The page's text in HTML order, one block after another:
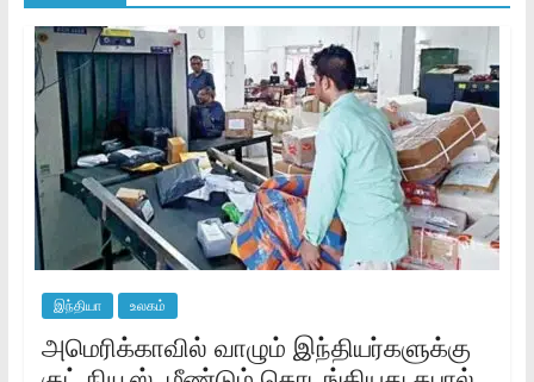
இந்தியா உலகம்
அமெரிக்காவில் வாழும் இந்தியர்களுக்கு